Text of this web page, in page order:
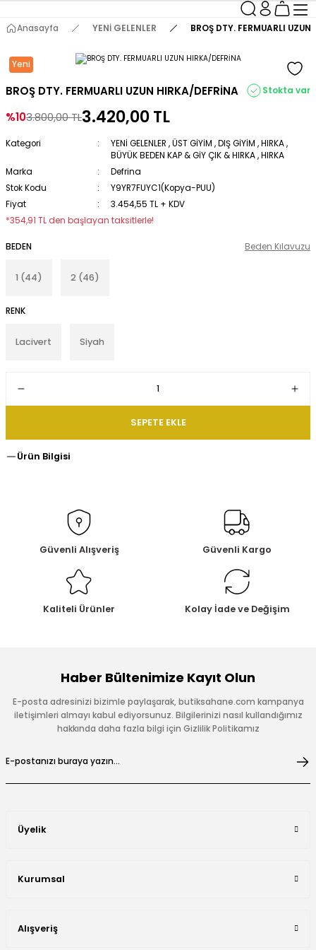
Anasayfa YENİ GELENLER BROŞ DTY. FERMUARLI
Yeni
BROŞ DTY. FERMUARLI UZUN HIRKA/DEFRİNA Stokta var
%103.800,00 TL3.420,00 TL
Kategori YENİ GELENLER ,ÜST GİYİM ,DIŞ GİYİM ,HIRKA ,
BÜYÜK BEDEN KAP & GİY ÇIK & HIRKA ,HIRKA
Marka
Defrina
Stok Kodu
Y9YR7FUYC1(Kopya-PUU)
Fiyat
3.454,55 TL + KDV
*354,91 TL den başlayan taksitlerle!
BEDEN
1 (44) 2 (46)
RENK
Lacivert Siyah
Beden Kılavuzu
SEPETE EKLE
Ürün Bilgisi
Güvenli Alışveriş Güvenli Kargo
Kaliteli Ürünler Kolay İade ve Değişim
Haber Bültenimize Kayıt Olun
E-posta adresinizi bizimle paylaşarak, butiksahane.com kampanya
iletişimleri almayı kabul ediyorsunuz. Bilgilerinizi nasıl kullandığımız
hakkında daha fazla bilgi için Gizlilik Politikamız
Üyelik
Kurumsal
Alışveriş